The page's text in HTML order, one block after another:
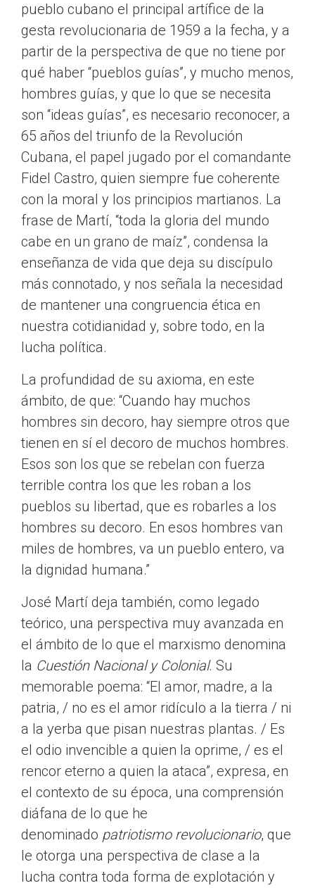
pueblo cubano el principal artífice de la
gesta revolucionaria de 1959 a la fecha, y a
partir de la perspectiva de que no tiene por
qué haber “pueblos guías”, y mucho menos,
hombres guías, y que lo que se necesita
son “ideas guías”, es necesario reconocer, a
65 años del triunfo de la Revolución
Cubana, el papel jugado por el comandante
Fidel Castro, quien siempre fue coherente
con la moral y los principios martianos. La
frase de Martí, “toda la gloria del mundo
cabe en un grano de maíz”, condensa la
enseñanza de vida que deja su discípulo
más connotado, y nos señala la necesidad
de mantener una congruencia ética en
nuestra cotidianidad y, sobre todo, en la
lucha política.
La profundidad de su axioma, en este
ámbito, de que: “Cuando hay muchos
hombres sin decoro, hay siempre otros que
tienen en sí el decoro de muchos hombres.
Esos son los que se rebelan con fuerza
terrible contra los que les roban a los
pueblos su libertad, que es robarles a los
hombres su decoro. En esos hombres van
miles de hombres, va un pueblo entero, va
la dignidad humana.”
José Martí deja también, como legado
teórico, una perspectiva muy avanzada en
el ámbito de lo que el marxismo denomina
la Cuestión Nacional y Colonial. Su
memorable poema: “El amor, madre, a la
patria, / no es el amor ridículo a la tierra / ni
a la yerba que pisan nuestras plantas. / Es
el odio invencible a quien la oprime, / es el
rencor eterno a quien la ataca”, expresa, en
el contexto de su época, una comprensión
diáfana de lo que he
denominado patriotismo revolucionario, que
le otorga una perspectiva de clase a la
lucha contra toda forma de explotación y